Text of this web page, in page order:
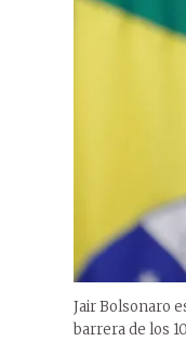
Jair Bolsonaro
barrera de los